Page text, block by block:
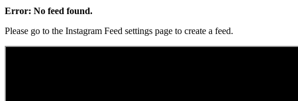
Error: No feed found.
Please go to the Instagram Feed settings page to create a feed.